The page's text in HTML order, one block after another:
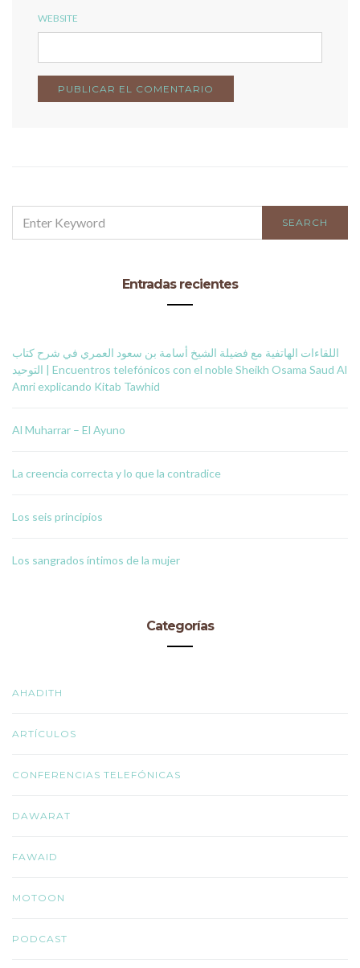
WEBSITE
FOR:
SEARCH
Entradas recientes
اللقاءات الهاتفية مع فضيلة الشيخ أسامة بن سعود العمري في شرح كتاب
التوحيد | Encuentros telefónicos con el noble Sheikh Osama Saud Al
Amri explicando Kitab Tawhid
Al Muharrar – El Ayuno
La creencia correcta y lo que la contradice
Los seis principios
Los sangrados íntimos de la mujer
Categorías
AHADITH
ARTÍCULOS
CONFERENCIAS TELEFÓNICAS
DAWARAT
FAWAID
MOTOON
PODCAST